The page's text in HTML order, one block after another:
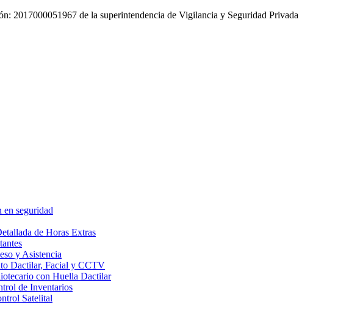
2017000051967 de la superintendencia de Vigilancia y Seguridad Privada
en seguridad
de Horas Extras
y Asistencia
Dactilar, Facial y CCTV
con Huella Dactilar
de Inventarios
Satelital